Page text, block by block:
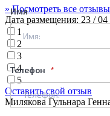
» Посмотреть все отзывы
Дата размещения: 23 / 04
1
2
3
4
5
Оставить свой отзыв
Милякова Гульнара
Имя
Телефон